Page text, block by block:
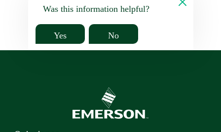
Was this information helpful?
Yes No